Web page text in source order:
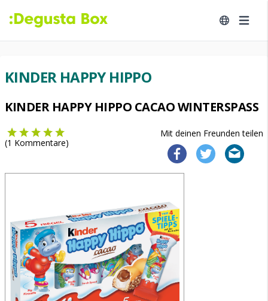
KINDER HAPPY HIPPO
KINDER HAPPY HIPPO CACAO WINTERSPASS
Mit deinen Freunden teilen
(1 Kommentare)